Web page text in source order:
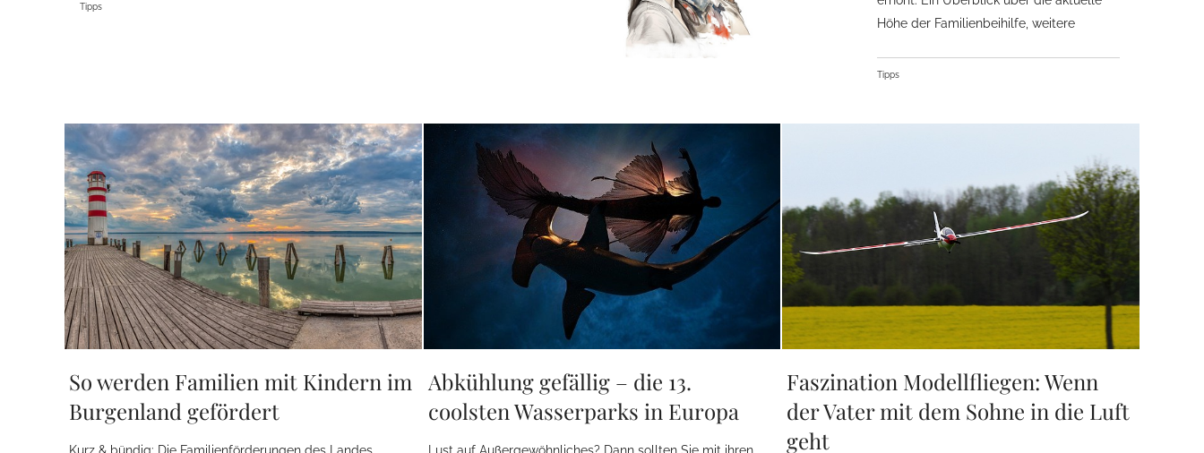
Tipps
Höhe der Familienbeihilfe, weitere
wie man diese erhält. Mit einem
Tipps
So werden Familien mit Kindern im
Burgenland gefördert
Abkühlung gefällig – die 13.
coolsten Wasserparks in Europa
Faszination Modellfliegen: Wenn
der Vater mit dem Sohne in die Luft
geht